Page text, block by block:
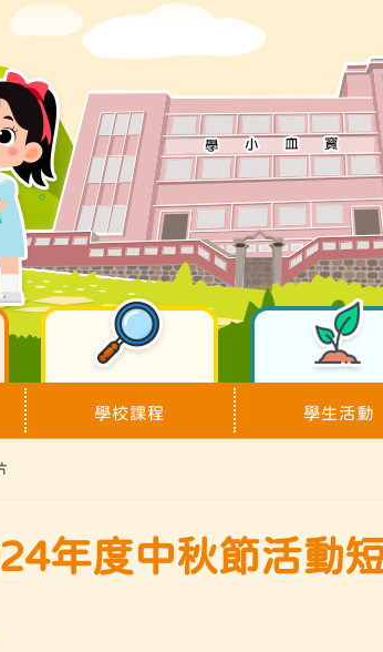
學校課程 學生活動
年度中秋節活動